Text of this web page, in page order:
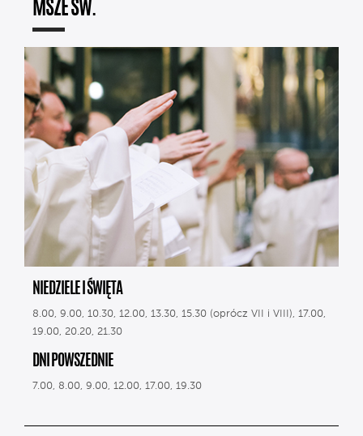
MSZE ŚW.
NIEDZIELE I ŚWIĘTA
8.00, 9.00, 10.30, 12.00, 13.30, 15.30 (oprócz VII i VIII), 17.00,
19.00, 20.20, 21.30
DNI POWSZEDNIE
7.00, 8.00, 9.00, 12.00, 17.00, 19.30